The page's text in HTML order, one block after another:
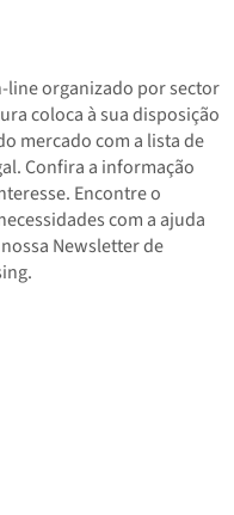
organizado por sector
coloca à sua disposição
mercado com a lista de
Confira a informação
Encontre o
com a ajuda
Newsletter de